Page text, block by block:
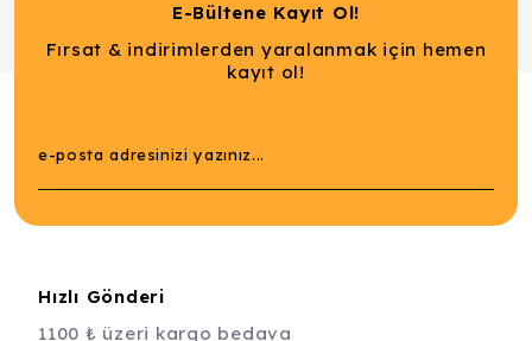
E-Bültene Kayıt Ol!
Fırsat & indirimlerden yaralanmak için hemen
kayıt ol!
Hızlı Gönderi
1100 ₺ üzeri kargo bedava